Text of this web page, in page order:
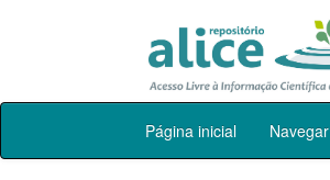
Skip
Página inicial Navegar